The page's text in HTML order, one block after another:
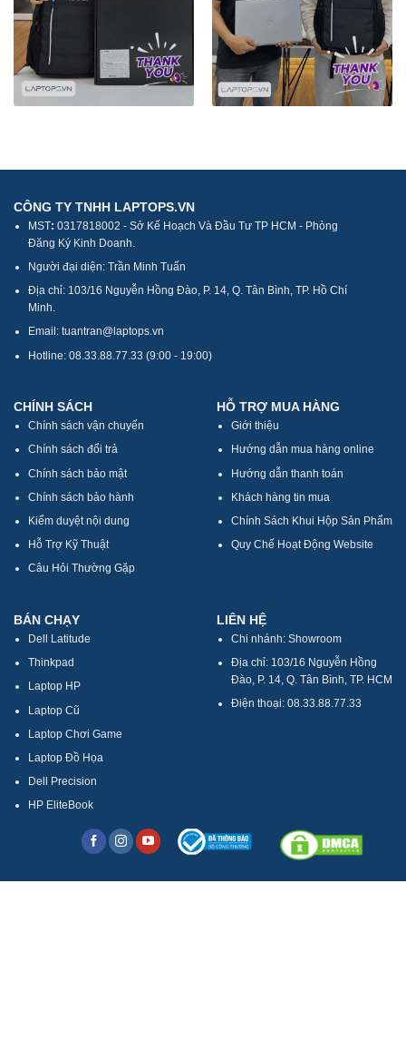
CÔNG TY TNHH LAPTOPS.VN
MST: 0317818002 - Sở Kế Hoạch Và Đầu Tư TP HCM - Phòng
Đăng Ký Kinh Doanh.
Người đại diện: Trần Minh Tuấn
Địa chỉ: 103/16 Nguyễn Hồng Đào, P. 14, Q. Tân Bình, TP. Hồ Chí
Minh.
Email: tuantran@laptops.vn
Hotline: 08.33.88.77.33 (9:00 - 19:00)
CHÍNH SÁCH
Chính sách vận chuyển
Chính sách đổi trả
Chính sách bảo mật
Chính sách bảo hành
Kiểm duyệt nội dung
Hỗ Trợ Kỹ Thuật
Câu Hỏi Thường Gặp
HỖ TRỢ MUA HÀNG
Giới thiệu
Hướng dẫn mua hàng online
Hướng dẫn thanh toán
Khách hàng tin mua
Chính Sách Khui Hộp Sản Phẩm
Quy Chế Hoạt Động Website
BÁN CHẠY
Dell Latitude
Thinkpad
Laptop HP
Laptop Cũ
Laptop Chơi Game
Laptop Đồ Họa
Dell Precision
HP EliteBook
LIÊN HỆ
Chi nhánh: Showroom
Địa chỉ: 103/16 Nguyễn Hồng
Đào, P. 14, Q. Tân Bình, TP. HCM
Điện thoại: 08.33.88.77.33